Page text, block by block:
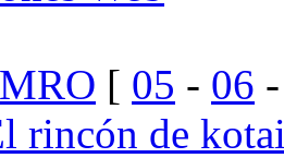
[ 05 - 06
rincón de